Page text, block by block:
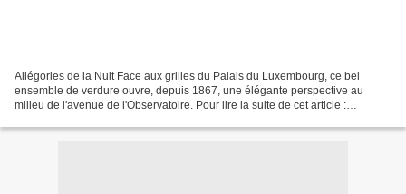
Allégories de la Nuit Face aux grilles du Palais du Luxembourg, ce bel
ensemble de verdure ouvre, depuis 1867, une élégante perspective au
milieu de l'avenue de l'Observatoire. Pour lire la suite de cet article :